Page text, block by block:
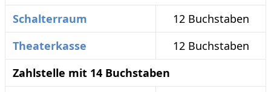
Schalterraum
12 Buchstaben
Theaterkasse
12 Buchstaben
Zahlstelle mit 14 Buchstaben